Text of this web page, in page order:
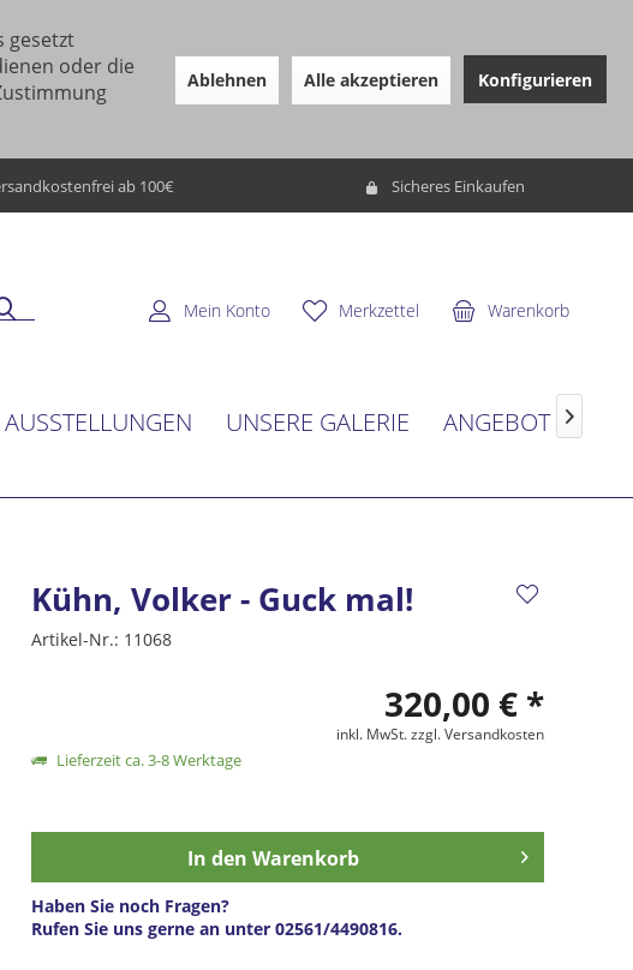
gesetzt
oder die
Ablehnen Alle akzeptieren Konfigurieren
ab 100€ Sicheres Einkaufen
Warenkorb
Merkzettel
Mein Konto
AUSSTELLUNGEN UNSERE GALERIE ANGEBOT 
Kühn, Volker - Guck mal!
Artikel-Nr.: 11068
320,00 € *
inkl. MwSt.zzgl. Versandkosten
Lieferzeit ca. 3-8 Werktage
In den Warenkorb
Haben Sie noch Fragen?
Rufen Sie uns gerne an unter 02561/4490816.